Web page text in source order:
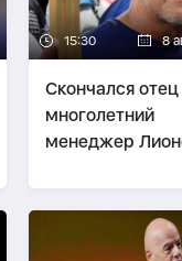
15:30 8
Скончался отец
многолетний
менеджер